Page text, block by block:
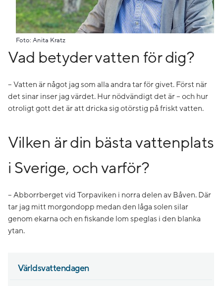
Foto: Anita Kratz
Vad betyder vatten för dig?
– Vatten är något jag som alla andra tar för givet. Först när
det sinar inser jag värdet. Hur nödvändigt det är – och hur
otroligt gott det är att dricka sig otörstig på friskt vatten.
Vilken är din bästa vattenplats
i Sverige, och varför?
– Abborrberget vid Torpaviken i norra delen av Båven. Där
tar jag mitt morgondopp medan den låga solen silar
genom ekarna och en fiskande lom speglas i den blanka
ytan.
Världsvattendagen